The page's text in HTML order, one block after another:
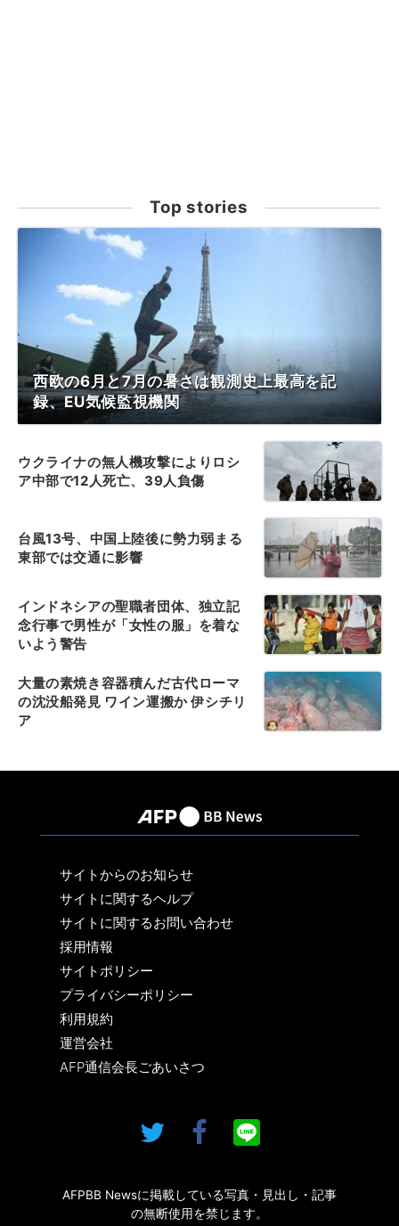
Top stories
西欧の6月と7月の暑さは観測史上最高を記
録、EU気候監視機関
ウクライナの無人機攻撃によりロシ
ア中部で12人死亡、39人負傷
台風13号、中国上陸後に勢力弱まる
東部では交通に影響
インドネシアの聖職者団体、独立記
念行事で男性が「女性の服」を着な
いよう警告
大量の素焼き容器積んだ古代ローマ
の沈没船発見 ワイン運搬か 伊シチリ
ア
サイトからのお知らせ
サイトに関するヘルプ
サイトに関するお問い合わせ
採用情報
サイトポリシー
プライバシーポリシー
利用規約
運営会社
AFP通信会長ごあいさつ
AFPBB Newsに掲載している写真・見出し・記事
の無断使用を禁じます。